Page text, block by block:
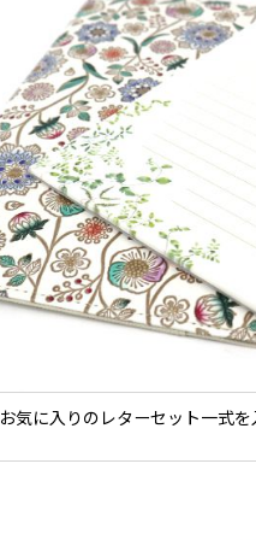
お気に入りのレターセット一式を